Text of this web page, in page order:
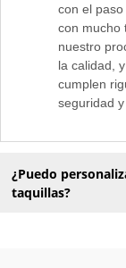
con el
con mucho
nuestro
la calidad,
cumplen
seguridad
¿Puedo
taquillas?